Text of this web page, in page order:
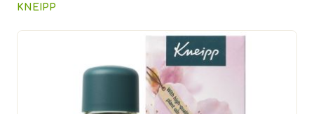
KNEIPP